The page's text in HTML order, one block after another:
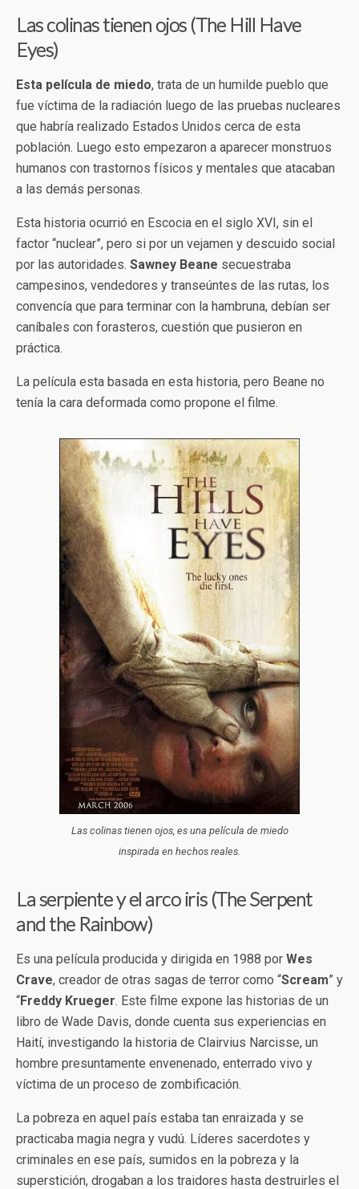
Las colinas tienen ojos (The Hill Have
Eyes)
Esta película de miedo, trata de un humilde pueblo que
fue víctima de la radiación luego de las pruebas nucleares
que habría realizado Estados Unidos cerca de esta
población. Luego esto empezaron a aparecer monstruos
humanos con trastornos físicos y mentales que atacaban
a las demás personas.
Esta historia ocurrió en Escocia en el siglo XVI, sin el
factor “nuclear”, pero si por un vejamen y descuido social
por las autoridades. Sawney Beane secuestraba
campesinos, vendedores y transeúntes de las rutas, los
convencía que para terminar con la hambruna, debían ser
caníbales con forasteros, cuestión que pusieron en
práctica.
La película esta basada en esta historia, pero Beane no
tenía la cara deformada como propone el filme.
Las colinas tienen ojos, es una película de miedo
inspirada en hechos reales.
La serpiente y el arco iris (The Serpent
and the Rainbow)
Es una película producida y dirigida en 1988 por Wes
Crave, creador de otras sagas de terror como “Scream” y
“Freddy Krueger. Este filme expone las historias de un
libro de Wade Davis, donde cuenta sus experiencias en
Haití, investigando la historia de Clairvius Narcisse, un
hombre presuntamente envenenado, enterrado vivo y
víctima de un proceso de zombificación.
La pobreza en aquel país estaba tan enraizada y se
practicaba magia negra y vudú. Líderes sacerdotes y
criminales en ese país, sumidos en la pobreza y la
superstición, drogaban a los traidores hasta destruirles el